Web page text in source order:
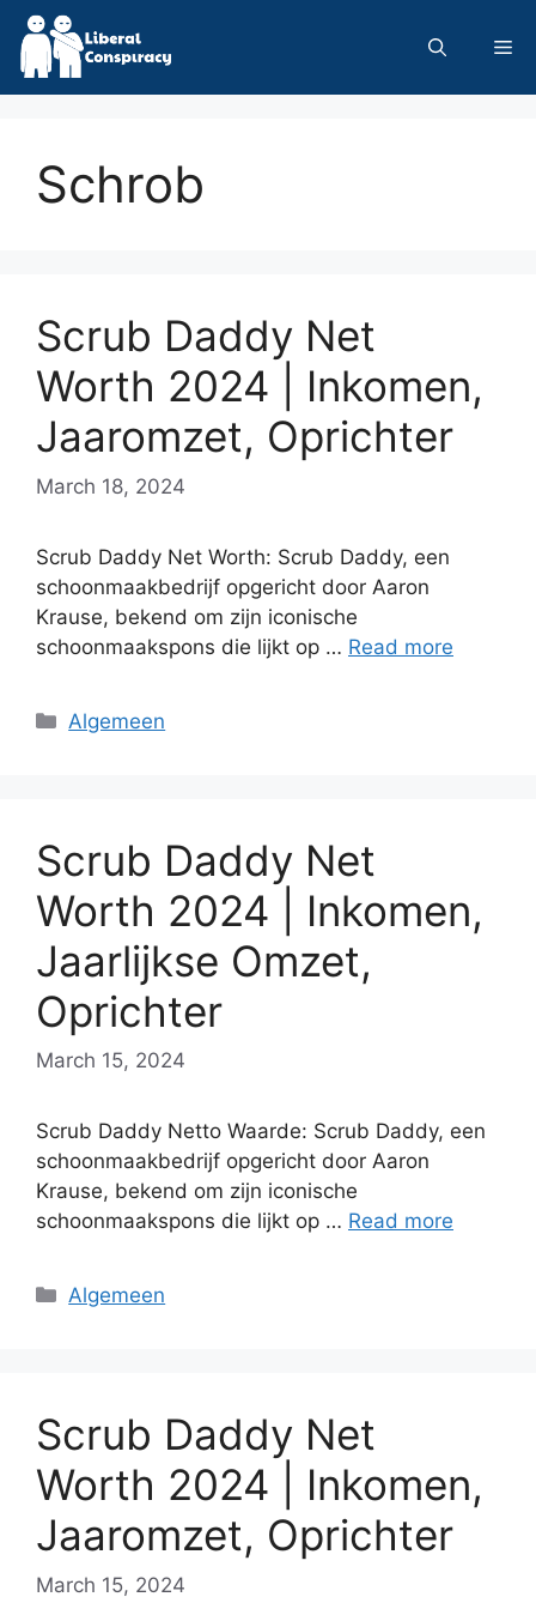
Skip
content
Schrob
Scrub Daddy Net
Worth 2024 | Inkomen,
Jaaromzet, Oprichter
March 18, 2024
Scrub Daddy Net Worth: Scrub Daddy, een
schoonmaakbedrijf opgericht door Aaron
Krause, bekend om zijn iconische
schoonmaakspons die lijkt op … Read more
Categories
Algemeen
Scrub Daddy Net
Worth 2024 | Inkomen,
Jaarlijkse Omzet,
Oprichter
March 15, 2024
Scrub Daddy Netto Waarde: Scrub Daddy, een
schoonmaakbedrijf opgericht door Aaron
Krause, bekend om zijn iconische
schoonmaakspons die lijkt op … Read more
Categories
Algemeen
Scrub Daddy Net
Worth 2024 | Inkomen,
Jaaromzet, Oprichter
March 15, 2024